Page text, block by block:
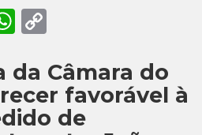
WhatsApp
da Câmara do
favorável à
de